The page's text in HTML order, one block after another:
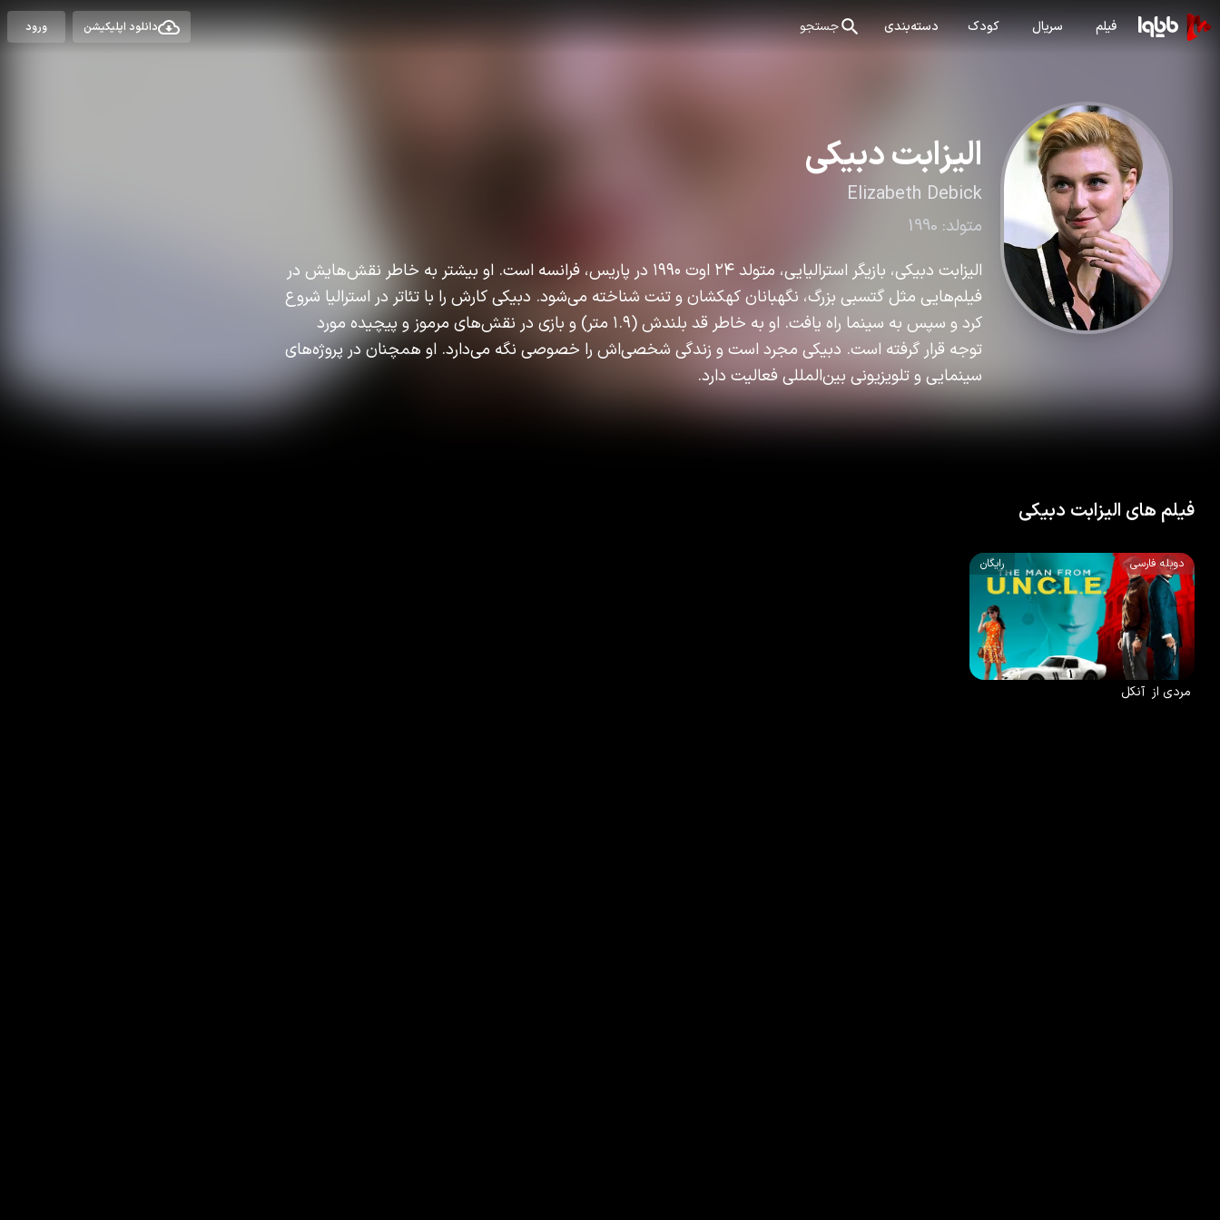
فیلم سریال کودک دسته‌بندی جستجو دانلود اپلیکیشن ورود
الیزابت دبیکی
Elizabeth Debick
متولد: 1990
الیزابت دبیکی، بازیگر استرالیایی، متولد ۲۴ اوت ۱۹۹۰ در پاریس، فرانسه است. او بیشتر به خاطر نقش‌هایش در
فیلم‌هایی مثل گتسبی بزرگ، نگهبانان کهکشان و تنت شناخته می‌شود. دبیکی کارش را با تئاتر در استرالیا شروع
کرد و سپس به سینما راه یافت. او به خاطر قد بلندش (۱.۹ متر) و بازی در نقش‌های مرموز و پیچیده مورد
توجه قرار گرفته است. دبیکی مجرد است و زندگی شخصی‌اش را خصوصی نگه می‌دارد. او همچنان در پروژه‌های
سینمایی و تلویزیونی بین‌المللی فعالیت دارد.
فیلم های الیزابت دبیکی
دوبله فارسی رایگان
2015
7.2/10
مردی از آنکل